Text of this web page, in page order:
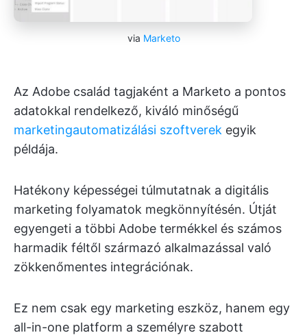
via Marketo
Az Adobe család tagjaként a Marketo a pontos
adatokkal rendelkező, kiváló minőségű
marketingautomatizálási szoftverek egyik
példája.
Hatékony képességei túlmutatnak a digitális
marketing folyamatok megkönnyítésén. Útját
egyengeti a többi Adobe termékkel és számos
harmadik féltől származó alkalmazással való
zökkenőmentes integrációnak.
Ez nem csak egy marketing eszköz, hanem egy
all-in-one platform a személyre szabott